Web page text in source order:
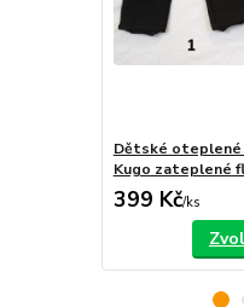
Dětské
Kugo zateplené
399 Kč/ks